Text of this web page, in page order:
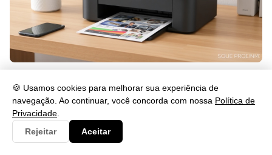
🍪 Usamos cookies para melhorar sua experiência de
navegação. Ao continuar, você concorda com nossa Política de
Privacidade
Rejeitar
Aceitar
29/05/2026 às 15:02
Categorias